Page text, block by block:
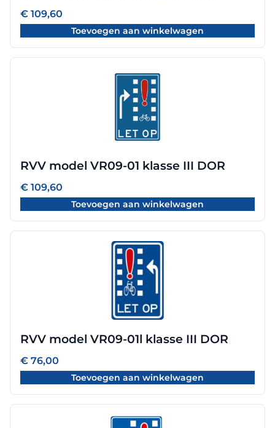
€ 109,60
Toevoegen aan winkelwagen
RVV model VR09-01 klasse III DOR
€ 109,60
Toevoegen aan winkelwagen
RVV model VR09-01l klasse III DOR
€ 76,00
Toevoegen aan winkelwagen